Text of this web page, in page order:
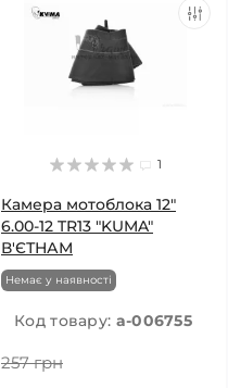
1
Камера мотоблока 12"
6.00-12 TR13 "KUMA"
В'ЄТНАМ
Немає у наявності
Код товару: a-006755
257 грн